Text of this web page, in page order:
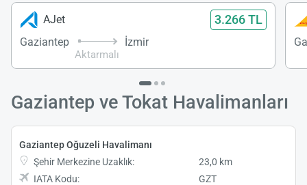
AJet 3.266 TL
Gaziantep
Aktarmalı
İzmir
Gaziantep ve Tokat Havalimanları
Gaziantep Oğuzeli Havalimanı
Şehir Merkezine Uzaklık:
23,0 km
IATA Kodu:
GZT